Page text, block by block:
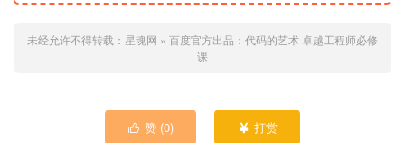
未经允许不得转载： 星魂网 » 百度官方出品：代码的艺术 卓越工程师必修
课
 赞 (0)  打赏